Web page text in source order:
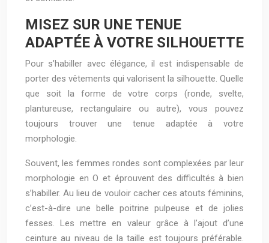
MISEZ SUR UNE TENUE
ADAPTÉE À VOTRE SILHOUETTE
Pour s’habiller avec élégance, il est indispensable de
porter des vêtements qui valorisent la silhouette. Quelle
que soit la forme de votre corps (ronde, svelte,
plantureuse, rectangulaire ou autre), vous pouvez
toujours trouver une tenue adaptée à votre
morphologie.
Souvent, les femmes rondes sont complexées par leur
morphologie en O et éprouvent des difficultés à bien
s’habiller. Au lieu de vouloir cacher ces atouts féminins,
c’est-à-dire une belle poitrine pulpeuse et de jolies
fesses. Les mettre en valeur grâce à l’ajout d’une
ceinture au niveau de la taille est toujours préférable.